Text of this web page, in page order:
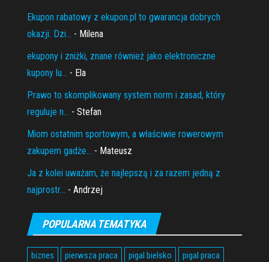
Ekupon rabatowy z ekupon.pl to gwarancja dobrych
okazji. Dzi... - Milena
ekupony i zniżki, znane również jako elektroniczne
kupony lu... - Ela
Prawo to skomplikowany system norm i zasad, który
reguluje n... - Stefan
Miom ostatnim sportowym, a właściwie rowerowym
zakupem gadże... - Mateusz
Ja z kolei uważam, że najlepszą i za razem jedną z
najprostr... - Andrzej
POPULARNA TEMATYKA
biznes pierwsza praca pigal bielsko
pigal praca